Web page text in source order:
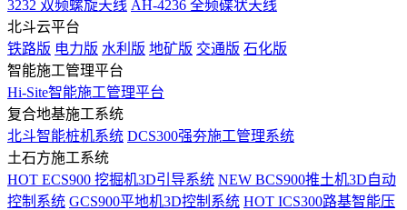
3232 双频螺旋天线 AH-4236 全频碟状天线
北斗云平台
铁路版 电力版 水利版 地矿版 交通版 石化版
智能施工管理平台
Hi-Site智能施工管理平台
复合地基施工系统
北斗智能桩机系统 DCS300强夯施工管理系统
土石方施工系统
HOT ECS900 挖掘机3D引导系统 NEW BCS900推土机3D自动
控制系统 GCS900平地机3D控制系统 HOT ICS300路基智能压